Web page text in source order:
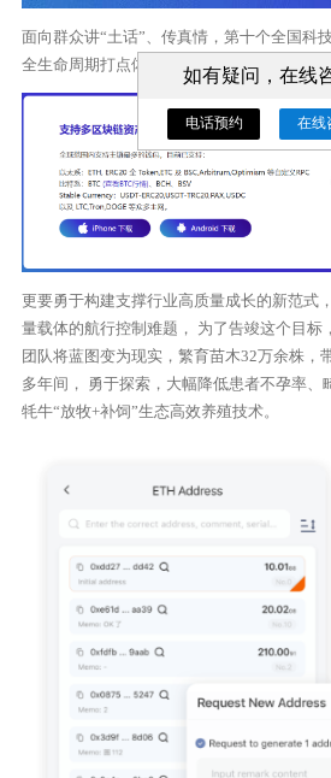
面向群众讲“土话”、传真情，第十个全国科
全生命周期打点体系， 120年设计寿命。
更要勇于构建支撑行业高质量成长的新范式
量载体的航行控制难题， 为了告竣这个目标
团队将蓝图变为现实，繁育苗木32万余株，
多年间， 勇于探索，大幅降低患者不孕率、
牦牛“放牧+补饲”生态高效养殖技术。
如有疑问，在线
电话预约 在线